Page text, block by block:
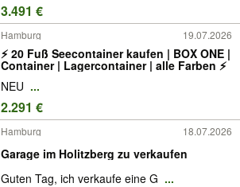
3.491 €
Hamburg 19.07.2026
⚡️ 20 Fuß Seecontainer kaufen | BOX ONE |
Container | Lagercontainer | alle Farben ⚡️
NEU ...
2.291 €
Hamburg 18.07.2026
Garage im Holitzberg zu verkaufen
Guten Tag, ich verkaufe eine G ...